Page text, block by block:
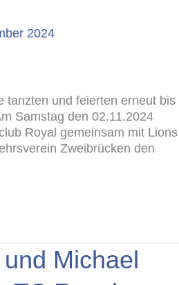
2024
tanzten und feierten erneut bis
Samstag den 02.11.2024
Royal gemeinsam mit Lions
Zweibrücken den
Michael